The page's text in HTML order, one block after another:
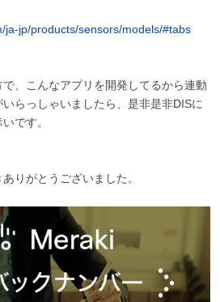
ja-jp/products/sensors/models/#tabs
、こんなアプリを開発してるから連動
らっしゃいましたら、是非是非DISに
です。
りがとうございました。